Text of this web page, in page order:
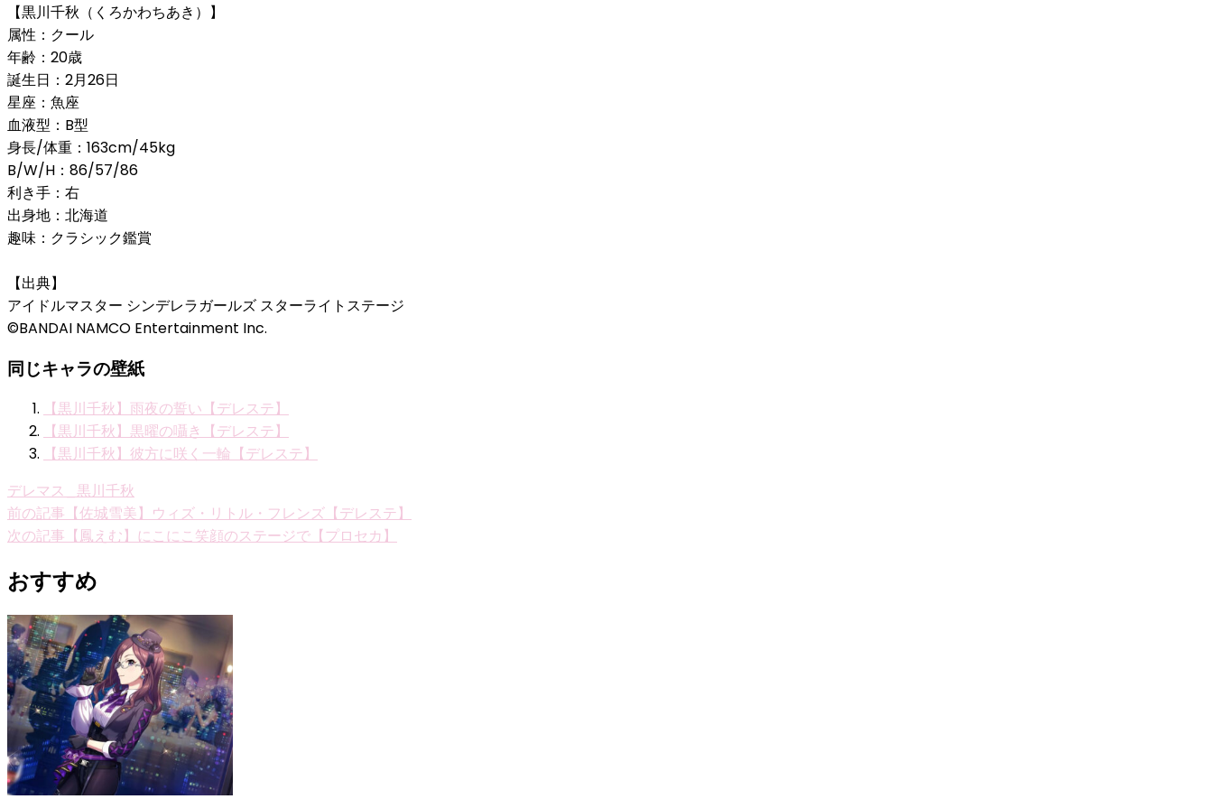
【黒川千秋（くろかわちあき）】
属性：クール
年齢：20歳
誕生日：2月26日
星座：魚座
血液型：B型
身長/体重：163cm/45kg
B/W/H：86/57/86
利き手：右
出身地：北海道
趣味：クラシック鑑賞
【出典】
アイドルマスター シンデレラガールズ スターライトステージ
©BANDAI NAMCO Entertainment Inc.
同じキャラの壁紙
【黒川千秋】雨夜の誓い【デレステ】
【黒川千秋】黒曜の囁き【デレステ】
【黒川千秋】彼方に咲く一輪【デレステ】
デレマス_黒川千秋
投
稿
ナ
ビ
ゲ
ー
シ
ョ
ン
前の記事 【佐城雪美】ウィズ・リトル・フレンズ【デレステ】
次の記事 【鳳えむ】にこにこ笑顔のステージで【プロセカ】
おすすめ